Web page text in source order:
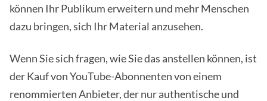
können Ihr Publikum erweitern und mehr Menschen
dazu bringen, sich Ihr Material anzusehen.
Wenn Sie sich fragen, wie Sie das anstellen können, ist
der Kauf von YouTube-Abonnenten von einem
renommierten Anbieter, der nur authentische und